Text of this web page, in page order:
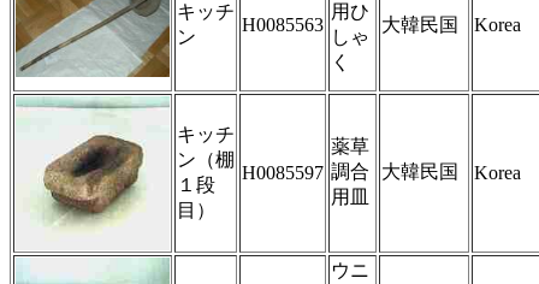
キッチ
ン
H0085563
用ひ
しゃ
く
大韓民国 Korea
キッチ
ン（棚
１段
目）
H0085597
薬草
調合
用皿
大韓民国 Korea
ウニ